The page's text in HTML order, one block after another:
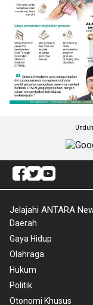
Jelajahi ANTARA
Daerah
Gaya Hidup
Olahraga
Hukum
Politik
Otonomi Khusus